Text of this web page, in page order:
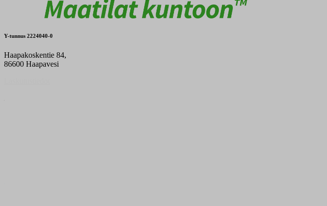
Y-tunnus 2224040-0
Haapakoskentie 84,
86600 Haapavesi